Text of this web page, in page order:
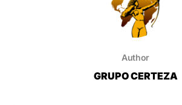
Author
GRUPO CERTEZA